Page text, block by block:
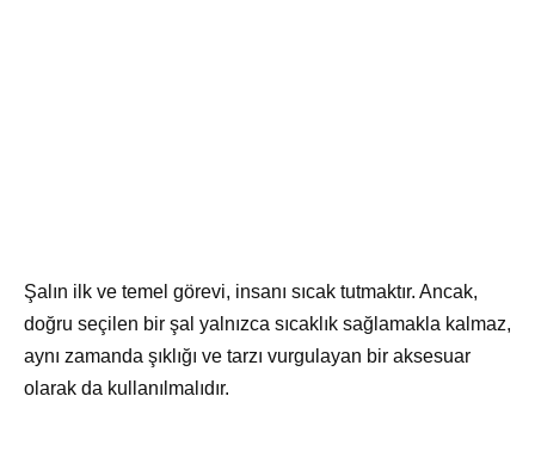
Şalın ilk ve temel görevi, insanı sıcak tutmaktır. Ancak,
doğru seçilen bir şal yalnızca sıcaklık sağlamakla kalmaz,
aynı zamanda şıklığı ve tarzı vurgulayan bir aksesuar
olarak da kullanılmalıdır.